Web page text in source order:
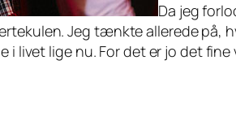
Da jeg
Jeg tænkte allerede på,
livet lige nu. For det er jo det